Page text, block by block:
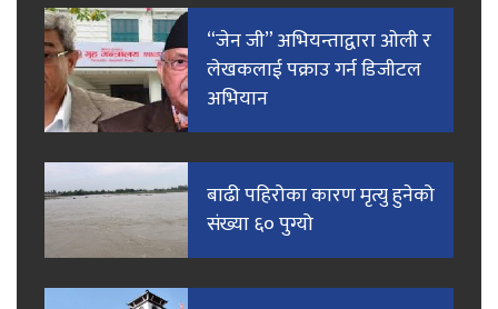
“जेन जी” अभियन्ताद्वारा ओली र
लेखकलाई पक्राउ गर्न डिजीटल
अभियान
बाढी पहिरोका कारण मृत्यु हुनेको
संख्या ६० पुग्यो